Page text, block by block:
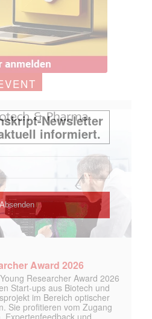
Award 2026
Researcher Award 2026
Start-ups aus Biotech und
im Bereich optischer
Sie profitieren vom Zugang